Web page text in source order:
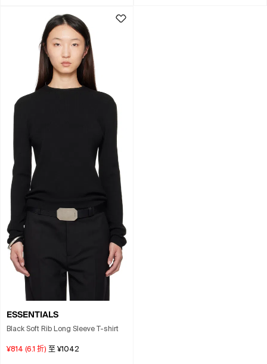
ESSENTIALS
Black Soft Rib Long Sleeve T-shirt
¥814 (6.1 折) 至 ¥1042